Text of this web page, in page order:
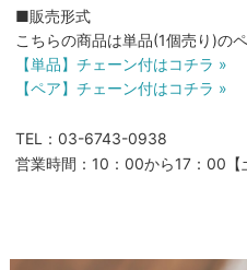
■販売形式
こちらの商品は単品(1個売り)の
【単品】チェーン付はコチラ »
【ペア】チェーン付はコチラ »
TEL：03-6743-0938
営業時間：10：00から17：00【